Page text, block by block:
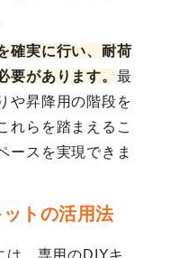
確実に行い、耐荷
要があります。 最
や昇降用の階段を
れらを踏まえるこ
ースを実現できま
トの活用法
は、専用のDIYキ